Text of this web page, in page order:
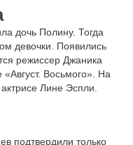
дочь Полину. Тогда
девочки. Появились
режиссер Джаника
Восьмого». На
Лине Эспли.
подтвердили только